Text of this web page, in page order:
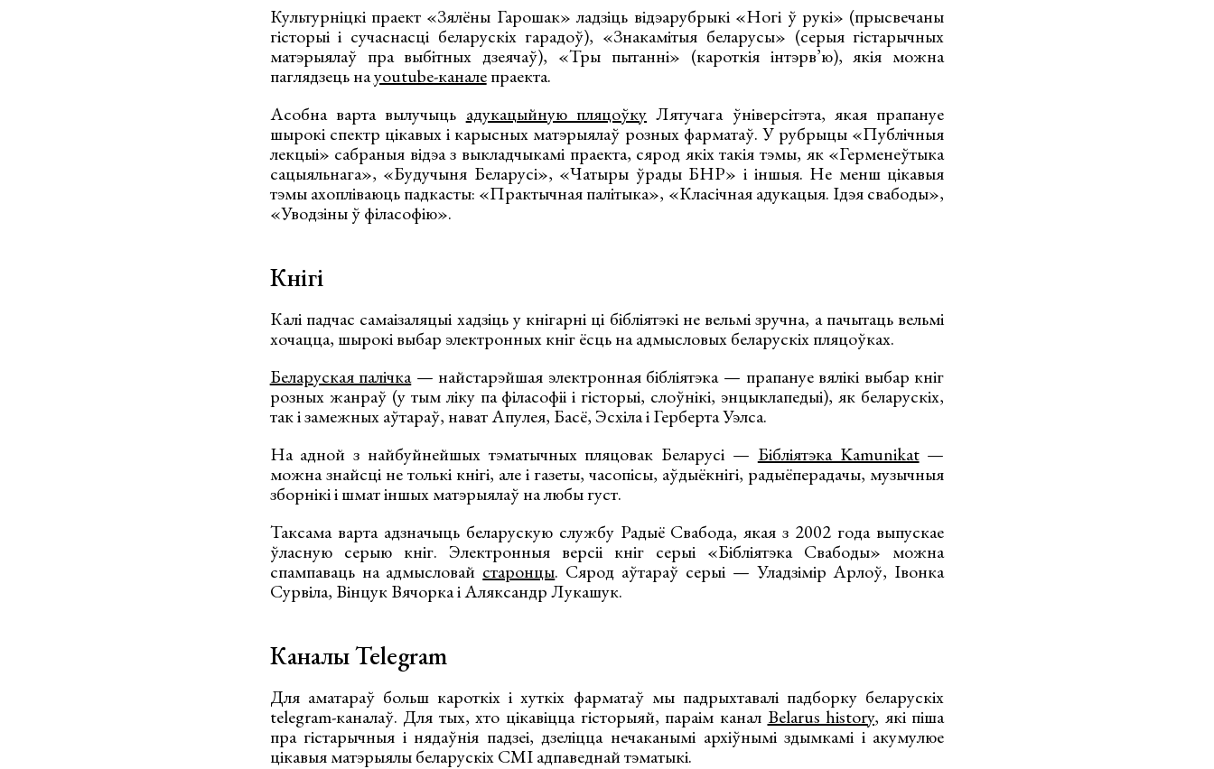
Культурніцкі праект «Зялёны Гарошак» ладзіць відэарубрыкі «Ногі ў рукі» (прысвечаны
гісторыі і сучаснасці беларускіх гарадоў), «Знакамітыя беларусы» (серыя гістарычных
матэрыялаў пра выбітных дзеячаў), «Тры пытанні» (кароткія інтэрв’ю), якія можна
паглядзець наyoutube-каналепраекта.
Асобна варта вылучыць адукацыйную пляцоўку Лятучага ўніверсітэта, якая прапануе
шырокі спектр цікавых і карысных матэрыялаў розных фарматаў. У рубрыцы «Публічныя
лекцыі» сабраныя відэа з выкладчыкамі праекта, сярод якіх такія тэмы, як «Герменеўтыка
сацыяльнага», «Будучыня Беларусі», «Чатыры ўрады БНР» і іншыя. Не менш цікавыя
тэмы ахопліваюць падкасты: «Практычная палітыка», «Класічная адукацыя. Ідэя свабоды»,
«Уводзіны ў філасофію».
Кнігі
Калі падчас самаізаляцыі хадзіць у кнігарні ці бібліятэкі не вельмі зручна, а пачытаць вельмі
хочацца, шырокі выбар электронных кніг ёсць на адмысловых беларускіх пляцоўках.
Беларуская палічка— найстарэйшая электронная бібліятэка — прапануе вялікі выбар кніг
розных жанраў (у тым ліку па філасофіі і гісторыі, слоўнікі, энцыклапедыі), як беларускіх,
так і замежных аўтараў, нават Апулея, Басё, Эсхіла і Герберта Уэлса.
На адной з найбуйнейшых тэматычных пляцовак Беларусі — Бібліятэка Kamunikat—
можна знайсці не толькі кнігі, але і газеты, часопісы, аўдыёкнігі, радыёперадачы, музычныя
зборнікі і шмат іншых матэрыялаў на любы густ.
Таксама варта адзначыць беларускую службу Радыё Свабода, якая з 2002 года выпускае
ўласную серыю кніг. Электронныя версіі кніг серыі «Бібліятэка Свабоды» можна
спампаваць на адмысловай старонцы. Сярод аўтараў серыі — Уладзімір Арлоў, Івонка
Сурвіла, Вінцук Вячорка і Аляксандр Лукашук.
Каналы Telegram
Для аматараў больш кароткіх і хуткіх фарматаў мы падрыхтавалі падборку беларускіх
telegram-каналаў. Для тых, хто цікавіцца гісторыяй, параім канал Belarus history, які піша
пра гістарычныя і нядаўнія падзеі, дзеліцца нечаканымі архіўнымі здымкамі і акумулюе
цікавыя матэрыялы беларускіх СМІ адпаведнай тэматыкі.